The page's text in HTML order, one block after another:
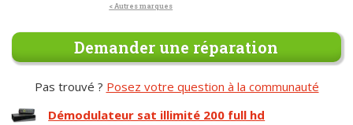
< Autres marques
Demander une réparation
Pas trouvé ? Posez votre question à la communauté
Démodulateur sat illimité 200 full hd